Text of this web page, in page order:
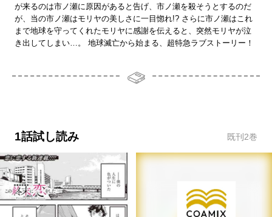
が来るのは市ノ瀬に原因があると告げ、市ノ瀬を殺そうとするのだ
が、当の市ノ瀬はモリヤの美しさに一目惚れ!? さらに市ノ瀬はこれ
まで地球を守ってくれたモリヤに感謝を伝えると、突然モリヤが泣
き出してしまい…。 地球滅亡から始まる、超特急ラブストーリー！
1話試し読み 既刊 2巻